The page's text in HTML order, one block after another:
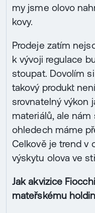
my jsme olovo
kovy.
Prodeje zatím
k vývoji regulace
stoupat. Dovolím
takový produkt
srovnatelný výkon
materiálů, ale
ohledech máme
Celkově je trend v
výskytu olova ve
Jak akvizice
mateřskému